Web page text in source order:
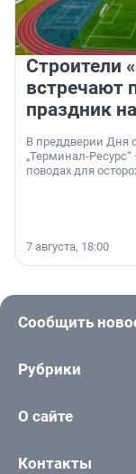
Строители
встречают
праздник
В преддверии Дня
„Терминал-
поводах для
7 августа, 18:00
Сообщить
Рубрики
О сайте
Контакты